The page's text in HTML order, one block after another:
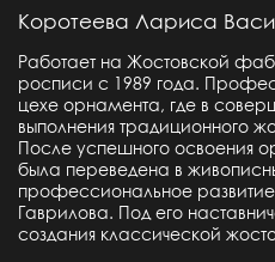
Коротеева Лариса
Работает на Жостовской
росписи с 1989 года.
цехе орнамента, где в
выполнения традиционного
После успешного освоения
была переведена в
профессиональное
Гаврилова. Под его
создания классической